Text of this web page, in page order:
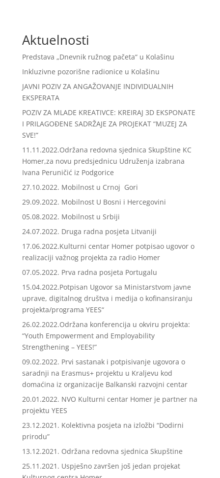
Aktuelnosti
Predstava „Dnevnik ružnog pačeta“ u Kolašinu
Inkluzivne pozorišne radionice u Kolašinu
JAVNI POZIV ZA ANGAŽOVANJE INDIVIDUALNIH
EKSPERATA
POZIV ZA MLADE KREATIVCE: KREIRAJ 3D EKSPONATE
I PRILAGOĐENE SADRŽAJE ZA PROJEKAT “MUZEJ ZA
SVE!”
11.11.2022.Održana redovna sjednica Skupštine KC
Homer,za novu predsjednicu Udruženja izabrana
Ivana Peruničić iz Podgorice
27.10.2022. Mobilnost u Crnoj Gori
29.09.2022. Mobilnost U Bosni i Hercegovini
05.08.2022. Mobilnost u Srbiji
24.07.2022. Druga radna posjeta Litvaniji
17.06.2022.Kulturni centar Homer potpisao ugovor o
realizaciji važnog projekta za radio Homer
07.05.2022. Prva radna posjeta Portugalu
15.04.2022.Potpisan Ugovor sa Ministarstvom javne
uprave, digitalnog društva i medija o kofinansiranju
projekta/programa YEES“
26.02.2022.Održana konferencija u okviru projekta:
“Youth Empowerment and Employability
Strengthening – YEES!”
09.02.2022. Prvi sastanak i potpisivanje ugovora o
saradnji na Erasmus+ projektu u Kraljevu kod
domaćina iz organizacije Balkanski razvojni centar
20.01.2022. NVO Kulturni centar Homer je partner na
projektu YEES
23.12.2021. Kolektivna posjeta na izložbi “Dodirni
prirodu”
13.12.2021. Održana redovna sjednica Skupštine
25.11.2021. Uspješno završen još jedan projekat